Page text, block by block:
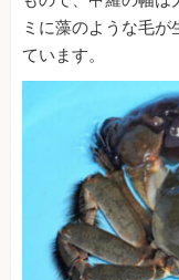
ミに藻のような毛
ています。